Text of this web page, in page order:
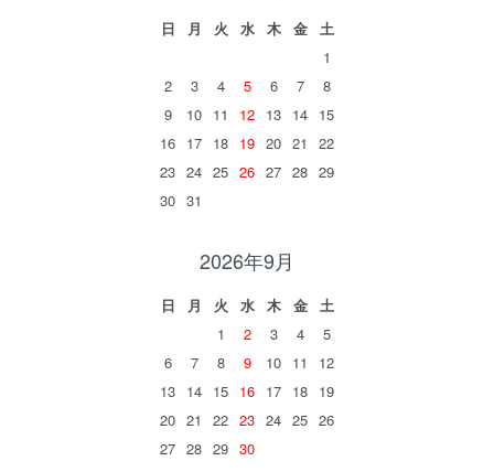
日 月 火 水 木 金
土
1
2
3 4 5 6 7
8
9
10 11 12 13 14 15
16 17 18 19 20 21
22
23 24 25 26 27 28 29
30 31
2026年9月
日 月 火 水 木 金
土
1
2 3 4
5
6
7 8 9 10 11
12
13 14 15 16 17 18 19
20 21 22 23 24 25 26
27 28 29 30